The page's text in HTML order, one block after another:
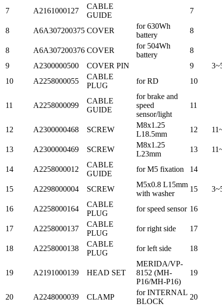
7 A2161000127
CABLE
GUIDE
7
8 A6A307200375 COVER
for 630Wh
battery
8
8 A6A307200376 COVER
for 504Wh
battery
8
9
A2300000500 COVER PIN 9
10
A2258000055
CABLE
PLUG
for RD 10
11 A2258000099
CABLE
GUIDE
for brake and
speed
sensor/light
11
12 A2300000468 SCREW
M8x1.25
L18.5mm
12
13 A2300000469 SCREW
M8x1.25
L23mm
13
14 A2258000012
CABLE
GUIDE
for M5 fixation 14
15 A2298000004 SCREW
M5x0.8 L15mm
with washer
15
16 A2258000164
CABLE
PLUG
for speed sensor 16
17 A2258000137
CABLE
PLUG
for right side 17
18 A2258000138
CABLE
PLUG
for left side 18
19 A2191000139 HEAD SET
MERIDA/VP-
8152 (MH-
P16/MH-P16)
19
20 A2248000039 CLAMP
for INTERNAL
BLOCK
20